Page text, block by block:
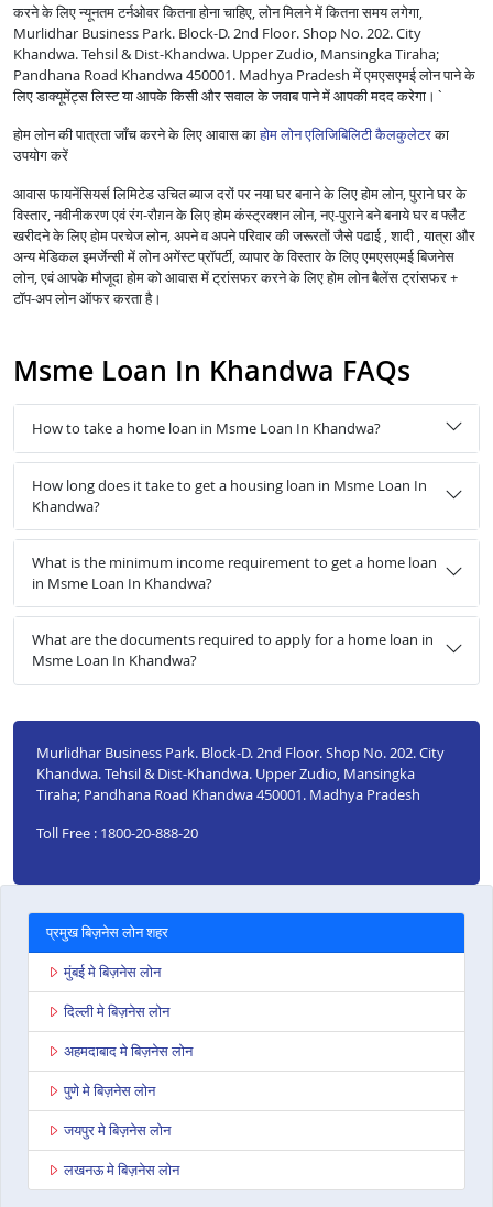
करने के लिए न्यूनतम टर्नओवर कितना होना चाहिए, लोन मिलने में कितना समय लगेगा,
Murlidhar Business Park. Block-D. 2nd Floor. Shop No. 202. City
Khandwa. Tehsil & Dist-Khandwa. Upper Zudio, Mansingka Tiraha;
Pandhana Road Khandwa 450001. Madhya Pradesh में एमएसएमई लोन पाने के
लिए डाक्यूमेंट्स लिस्ट या आपके किसी और सवाल के जवाब पाने में आपकी मदद करेगा।`
होम लोन की पात्रता जाँच करने के लिए आवास काहोम लोन एलिजिबिलिटी कैलकुलेटरका
उपयोग करें
आवास फायनेंसियर्स लिमिटेड उचित ब्याज दरों पर नया घर बनाने के लिए होम लोन, पुराने घर के
विस्तार, नवीनीकरण एवं रंग-रौग़न के लिए होम कंस्ट्रक्शन लोन, नए-पुराने बने बनाये घर व फ्लैट
खरीदने के लिए होम परचेज लोन, अपने व अपने परिवार की जरूरतों जैसे पढाई , शादी , यात्रा और
अन्य मेडिकल इमर्जेन्सी में लोन अगेंस्ट प्रॉपर्टी, व्यापार के विस्तार के लिए एमएसएमई बिजनेस
लोन, एवं आपके मौजूदा होम को आवास में ट्रांसफर करने के लिए होम लोन बैलेंस ट्रांसफर +
टॉप-अप लोन ऑफर करता है।
Msme Loan In Khandwa FAQs
How to take a home loan in Msme Loan In Khandwa?
How long does it take to get a housing loan in Msme Loan In
Khandwa?
What is the minimum income requirement to get a home loan
in Msme Loan In Khandwa?
What are the documents required to apply for a home loan in
Msme Loan In Khandwa?
Murlidhar Business Park. Block-D. 2nd Floor. Shop No. 202. City
Khandwa. Tehsil & Dist-Khandwa. Upper Zudio, Mansingka
Tiraha; Pandhana Road Khandwa 450001. Madhya Pradesh
Toll Free : 1800-20-888-20
प्रमुख बिज़नेस लोन शहर
मुंबई मे बिज़नेस लोन
दिल्ली मे बिज़नेस लोन
अहमदाबाद मे बिज़नेस लोन
पुणे मे बिज़नेस लोन
जयपुर मे बिज़नेस लोन
लखनऊ मे बिज़नेस लोन